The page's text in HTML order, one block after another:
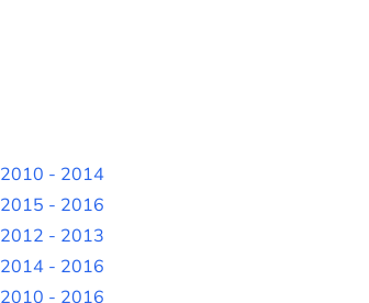
2010 - 2014
2015 - 2016
2012 - 2013
2014 - 2016
2010 - 2016